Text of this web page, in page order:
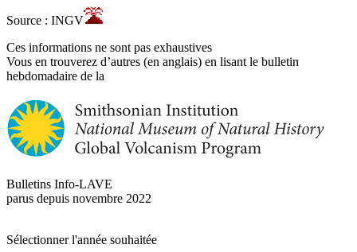
Source : INGV
Ces informations ne sont pas exhaustives
Vous en trouverez d’autres (en anglais) en lisant le bulletin
hebdomadaire de la
Bulletins Info-LAVE
parus depuis novembre 2022
Sélectionner l'année souhaitée